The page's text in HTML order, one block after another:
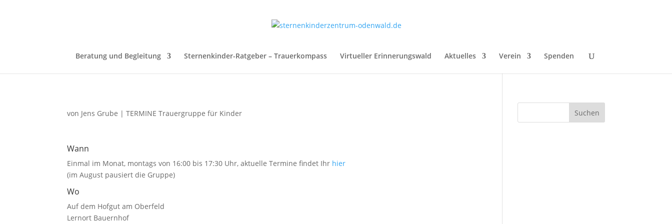
Beratung und Begleitung Sternenkinder-Ratgeber – Trauerkompass Virtueller Erinnerungswald Aktuelles Verein Spenden
von Jens Grube |TERMINE Trauergruppe für Kinder
Wann
Einmal im Monat, montags von 16:00 bis 17:30 Uhr, aktuelle Termine findet Ihr hier
(im August pausiert die Gruppe)
Wo
Auf dem Hofgut am Oberfeld
Lernort Bauernhof